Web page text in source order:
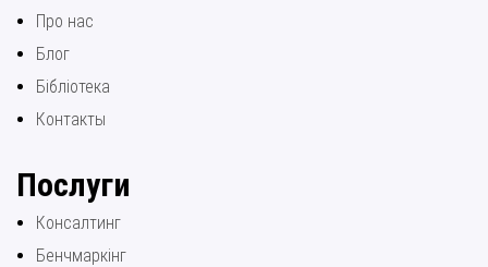
Про нас
Блог
Бібліотека
Контакты
Послуги
Консалтинг
Бенчмаркінг